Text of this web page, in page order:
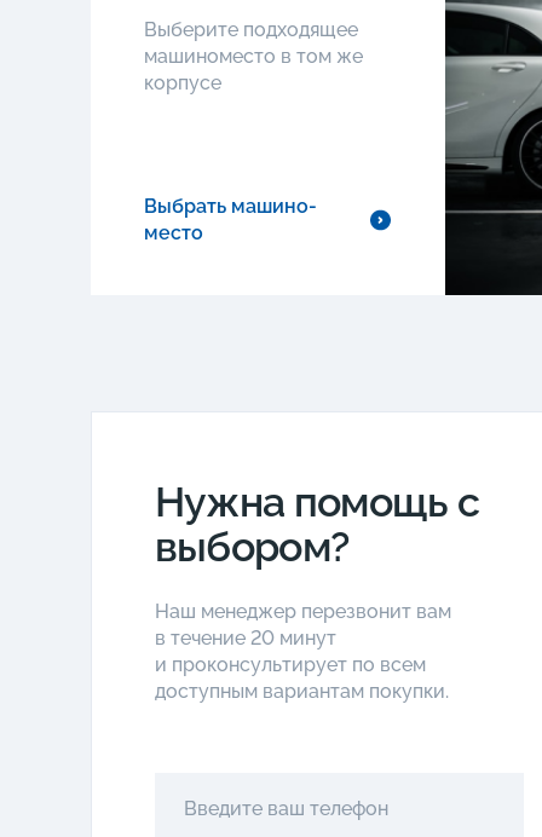
Выберите подходящее
машиноместо в том же
корпусе
Выбрать машино-
место
Нужна помощь с
выбором?
Наш менеджер перезвонит вам
в течение 20 минут
и проконсультирует по всем
доступным вариантам покупки.